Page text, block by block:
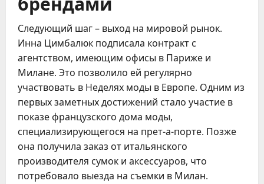
Следующий шаг – выход на мировой рынок.
Инна Цимбалюк подписала контракт с
агентством, имеющим офисы в Париже и
Милане. Это позволило ей регулярно
участвовать в Неделях моды в Европе. Одним из
первых заметных достижений стало участие в
показе французского дома моды,
специализирующегося на прет-а-порте. Позже
она получила заказ от итальянского
производителя сумок и аксессуаров, что
потребовало выезда на съемки в Милан.